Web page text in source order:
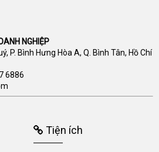
NGHIỆP
P. Bình Hưng Hòa A, Q. Bình Tân, Hồ Chí
6886
Tiện ích